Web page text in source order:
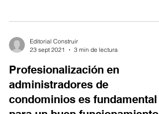
Editorial Construir
23 sept 2021
3 min de lectura
Profesionalización en
administradores de
condominios es fundamental